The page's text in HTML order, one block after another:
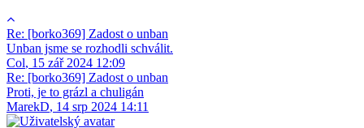
Re: [borko369] Zadost o unban
Unban jsme se rozhodli schválit.
Col, 15 zář 2024 12:09
Re: [borko369] Zadost o unban
Proti, je to grázl a chuligán
MarekD, 14 srp 2024 14:11